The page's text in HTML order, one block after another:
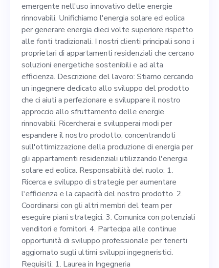
alta efficienza. Descrizione
del lavoro: Stiamo cercando
un ingegnere dedicato allo
sviluppo del prodotto che ci
aiuti a perfezionare e
sviluppare il nostro
approccio allo sfruttamento
delle energie rinnovabili.
Ricercherai e svilupperai
modi per espandere il nostro
prodotto, concentrandoti
sull'ottimizzazione della
produzione di energia per gli
appartamenti residenziali
utilizzando l'energia solare
emergente nell'uso innovativo delle energie
rinnovabili. Unifichiamo l'energia solare ed eolica
per generare energia dieci volte superiore rispetto
alle fonti tradizionali. I nostri clienti principali sono i
proprietari di appartamenti residenziali che cercano
soluzioni energetiche sostenibili e ad alta
efficienza. Descrizione del lavoro: Stiamo cercando
un ingegnere dedicato allo sviluppo del prodotto
che ci aiuti a perfezionare e sviluppare il nostro
approccio allo sfruttamento delle energie
rinnovabili. Ricercherai e svilupperai modi per
espandere il nostro prodotto, concentrandoti
sull'ottimizzazione della produzione di energia per
gli appartamenti residenziali utilizzando l'energia
solare ed eolica. Responsabilità del ruolo: 1.
Ricerca e sviluppo di strategie per aumentare
l'efficienza e la capacità del nostro prodotto. 2.
Coordinarsi con gli altri membri del team per
eseguire piani strategici. 3. Comunica con potenziali
venditori e fornitori. 4. Partecipa alle continue
opportunità di sviluppo professionale per tenerti
aggiornato sugli ultimi sviluppi ingegneristici.
Requisiti: 1. Laurea in Ingegneria